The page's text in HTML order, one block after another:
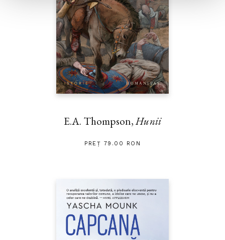
E.A. Thompson,Hunii
PREȚ 79.00 RON